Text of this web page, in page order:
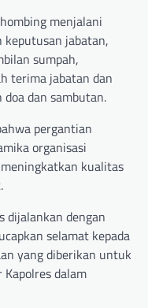
menjalani
keputusan jabatan,
sumpah,
terima jabatan dan
dan sambutan.
pergantian
organisasi
kualitas
dijalankan dengan
selamat kepada
yang diberikan untuk
dalam